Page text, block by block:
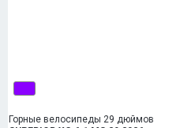
Горные велосипеды 29 дюймов